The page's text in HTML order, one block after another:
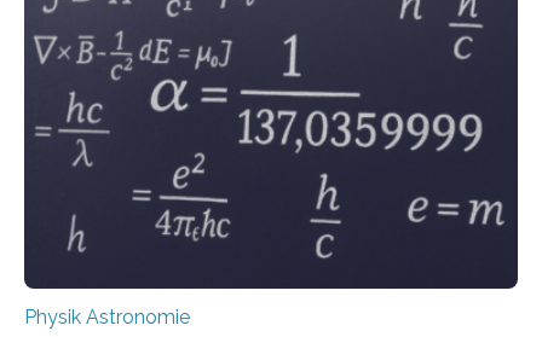
Physik Astronomie